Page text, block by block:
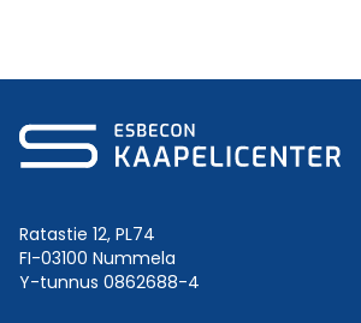
Ratastie 12, PL74
FI-03100 Nummela
Y-tunnus 0862688-4